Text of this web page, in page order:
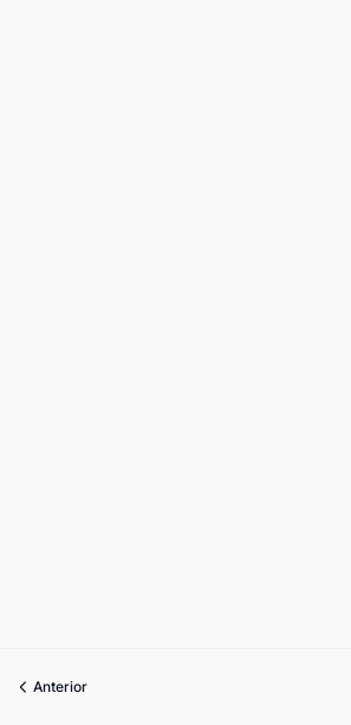
Anterior